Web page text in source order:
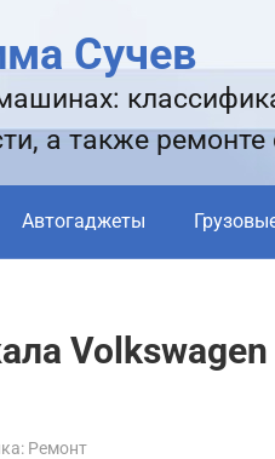
Сучев
а также
Автогаджеты
Ремонт